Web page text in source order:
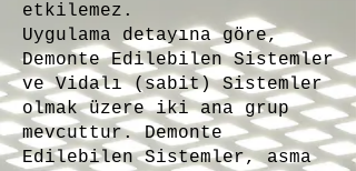
etkilemez.
Uygulama detayına göre,
Demonte Edilebilen Sistemler
ve Vidalı (sabit) Sistemler
olmak üzere iki ana grup
mevcuttur. Demonte
Edilebilen Sistemler, asma